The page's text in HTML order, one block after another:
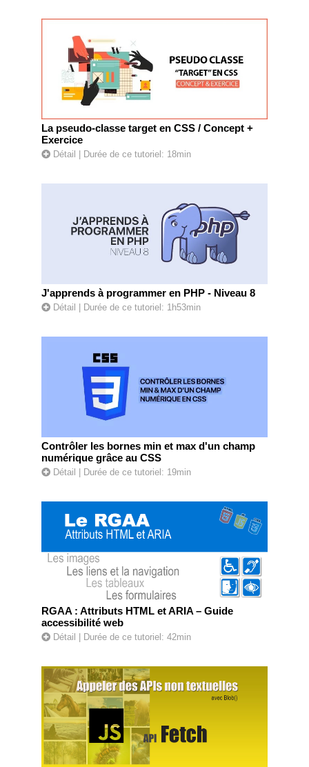
La pseudo-classe target en CSS / Concept +
Exercice
Détail | Durée de ce tutoriel: 18min
J'apprends à programmer en PHP - Niveau 8
Détail | Durée de ce tutoriel: 1h53min
Contrôler les bornes min et max d'un champ
numérique grâce au CSS
Détail | Durée de ce tutoriel: 19min
RGAA : Attributs HTML et ARIA – Guide
accessibilité web
Détail | Durée de ce tutoriel: 42min